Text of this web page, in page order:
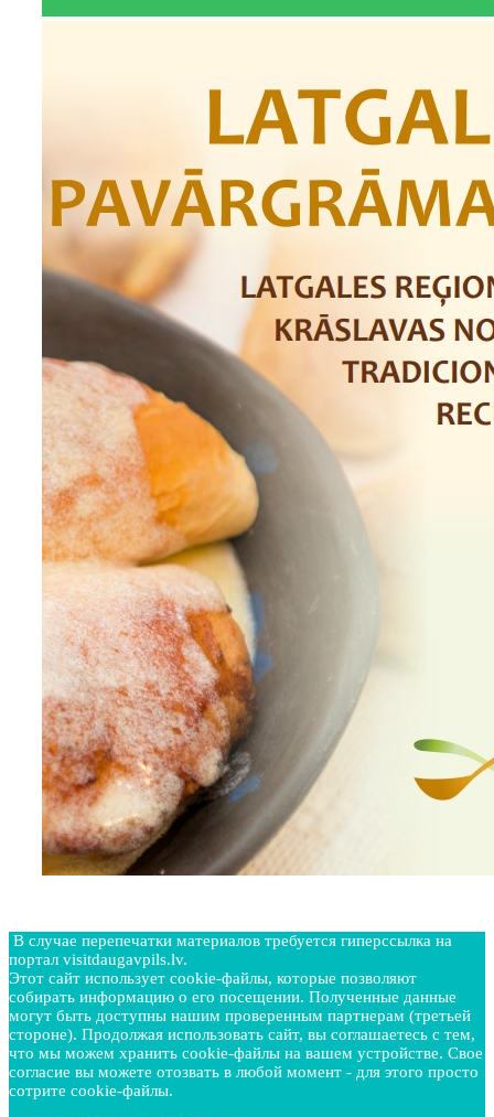
В случае перепечатки материалов требуется гиперссылка на
портал visitdaugavpils.lv.
Этот сайт использует cookie-файлы, которые позволяют
собирать информацию о его посещении. Полученные данные
могут быть доступны нашим проверенным партнерам (третьей
стороне). Продолжая использовать сайт, вы соглашаетесь с тем,
что мы можем хранить cookie-файлы на вашем устройстве. Свое
согласие вы можете отозвать в любой момент - для этого просто
сотрите cookie-файлы.